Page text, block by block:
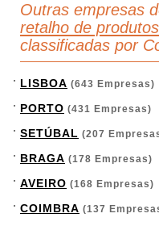
Outras empresas
retalho de
classificadas por
LISBOA (643 Empresas)
PORTO (431 Empresas)
SETÚBAL (207
BRAGA (178 Empresas)
AVEIRO (168 Empresas)
COIMBRA (137